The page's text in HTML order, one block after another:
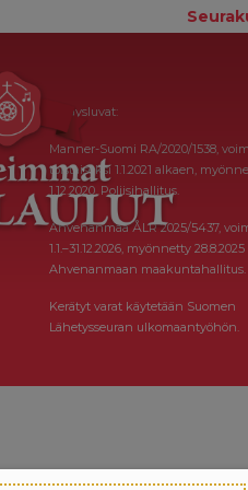
Keräysluvat:
Manner-Suomi RA/2020/1538,
toistaiseksi 1.1.2021 alkaen,
1.12.2020, Poliisihallitus.
Ahvenanmaa ÅLR 2025/5437,
1.1.–31.12.2026, myönnetty 28.8.2025
Ahvenanmaan maakuntahallitus.
Kerätyt varat käytetään Suomen
Lähetysseuran ulkomaantyöhön.